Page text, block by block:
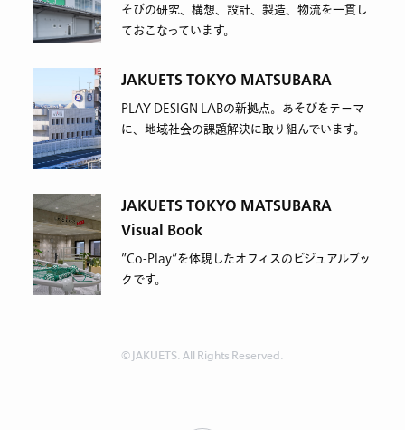
そびの研究、構想、設計、製造、物流を一貫し
ておこなっています。
JAKUETS TOKYO MATSUBARA
PLAY DESIGN LABの新拠点。あそびをテーマ
に、地域社会の課題解決に取り組んでいます。
JAKUETS TOKYO MATSUBARA
Visual Book
”Co-Play“を体現したオフィスのビジュアルブッ
クです。
© JAKUETS. All Rights Reserved.